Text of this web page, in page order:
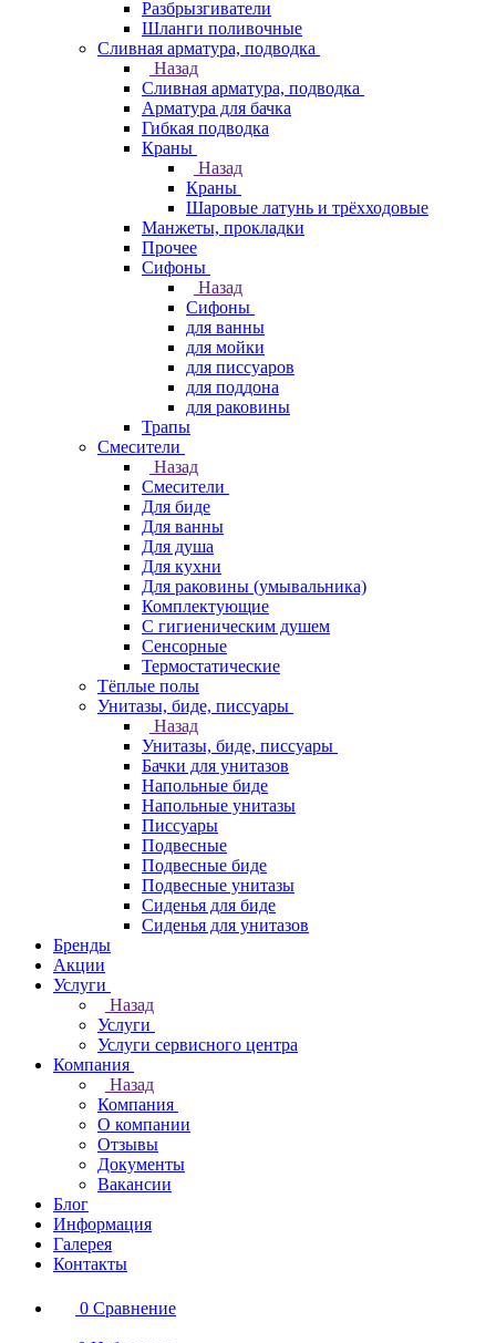
Разбрызгиватели
Шланги поливочные
Сливная арматура, подводка
Назад
Сливная арматура, подводка
Арматура для бачка
Гибкая подводка
Краны
Назад
Краны
Шаровые латунь и трёхходовые
Манжеты, прокладки
Прочее
Сифоны
Назад
Сифоны
для ванны
для мойки
для писсуаров
для поддона
для раковины
Трапы
Смесители
Назад
Смесители
Для биде
Для ванны
Для душа
Для кухни
Для раковины (умывальника)
Комплектующие
С гигиеническим душем
Сенсорные
Термостатические
Тёплые полы
Унитазы, биде, писсуары
Назад
Унитазы, биде, писсуары
Бачки для унитазов
Напольные биде
Напольные унитазы
Писсуары
Подвесные
Подвесные биде
Подвесные унитазы
Сиденья для биде
Сиденья для унитазов
Бренды
Акции
Услуги
Назад
Услуги
Услуги сервисного центра
Компания
Назад
Компания
О компании
Отзывы
Документы
Вакансии
Блог
Информация
Галерея
Контакты
0 Сравнение